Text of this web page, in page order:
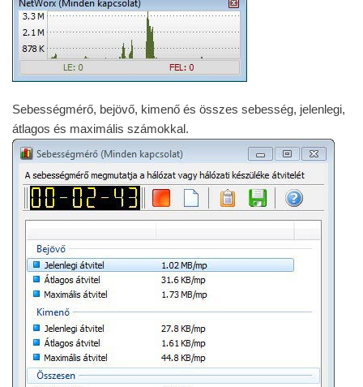
Sebességmérő, bejövő, kimenő és összes sebesség, jelenlegi,
átlagos és maximális számokkal.